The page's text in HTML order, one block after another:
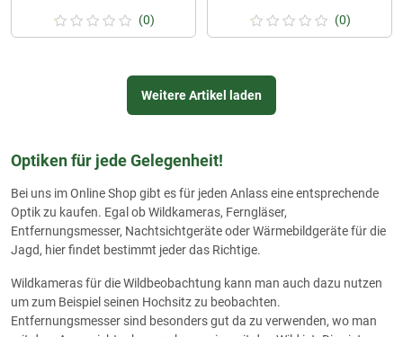
(0) (0)
Weitere Artikel laden
Optiken für jede Gelegenheit!
Bei uns im Online Shop gibt es für jeden Anlass eine entsprechende
Optik zu kaufen. Egal ob Wildkameras, Ferngläser,
Entfernungsmesser, Nachtsichtgeräte oder Wärmebildgeräte für die
Jagd, hier findet bestimmt jeder das Richtige.
Wildkameras für die Wildbeobachtung kann man auch dazu nutzen
um zum Beispiel seinen Hochsitz zu beobachten.
Entfernungsmesser sind besonders gut da zu verwenden, wo man